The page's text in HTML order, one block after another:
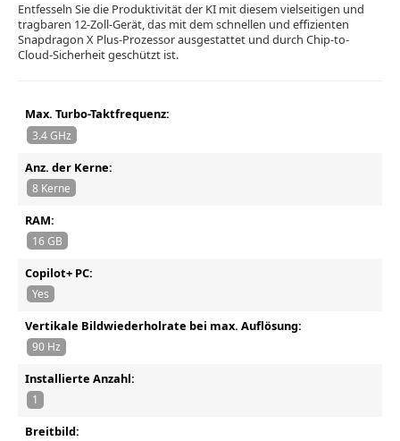
Entfesseln Sie die Produktivität der KI mit diesem vielseitigen und
tragbaren 12-Zoll-Gerät, das mit dem schnellen und effizienten
Snapdragon X Plus-Prozessor ausgestattet und durch Chip-to-
Cloud-Sicherheit geschützt ist.
Max. Turbo-Taktfrequenz:
3.4 GHz
Anz. der Kerne:
8 Kerne
RAM:
16 GB
Copilot+ PC:
Yes
Vertikale Bildwiederholrate bei max. Auflösung:
90 Hz
Installierte Anzahl:
1
Breitbild: